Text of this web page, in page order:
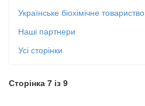
Українське біохімічне товариство
Наші партнери
Усі сторінки
Сторінка 7 із 9